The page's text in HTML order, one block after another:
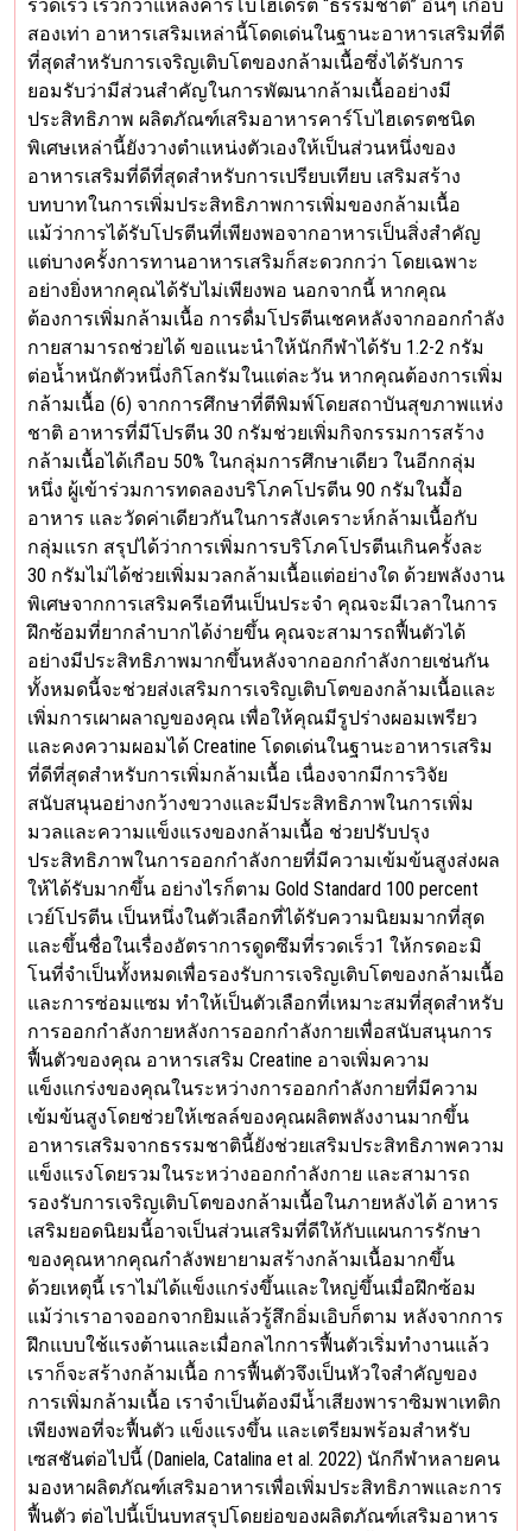
รวดเร็ว เร็วกว่าแหล่งคาร์โบไฮเดรต “ธรรมชาติ” อื่นๆ เกือบ
สองเท่า อาหารเสริมเหล่านี้โดดเด่นในฐานะอาหารเสริมที่ดี
ที่สุดสำหรับการเจริญเติบโตของกล้ามเนื้อซึ่งได้รับการ
ยอมรับว่ามีส่วนสำคัญในการพัฒนากล้ามเนื้ออย่างมี
ประสิทธิภาพ ผลิตภัณฑ์เสริมอาหารคาร์โบไฮเดรตชนิด
พิเศษเหล่านี้ยังวางตำแหน่งตัวเองให้เป็นส่วนหนึ่งของ
อาหารเสริมที่ดีที่สุดสำหรับการเปรียบเทียบ เสริมสร้าง
บทบาทในการเพิ่มประสิทธิภาพการเพิ่มของกล้ามเนื้อ
แม้ว่าการได้รับโปรตีนที่เพียงพอจากอาหารเป็นสิ่งสำคัญ
แต่บางครั้งการทานอาหารเสริมก็สะดวกกว่า โดยเฉพาะ
อย่างยิ่งหากคุณได้รับไม่เพียงพอ นอกจากนี้ หากคุณ
ต้องการเพิ่มกล้ามเนื้อ การดื่มโปรตีนเชคหลังจากออกกำลัง
กายสามารถช่วยได้ ขอแนะนำให้นักกีฬาได้รับ 1.2-2 กรัม
ต่อน้ำหนักตัวหนึ่งกิโลกรัมในแต่ละวัน หากคุณต้องการเพิ่ม
กล้ามเนื้อ (6) จากการศึกษาที่ตีพิมพ์โดยสถาบันสุขภาพแห่ง
ชาติ อาหารที่มีโปรตีน 30 กรัมช่วยเพิ่มกิจกรรมการสร้าง
กล้ามเนื้อได้เกือบ 50% ในกลุ่มการศึกษาเดียว ในอีกกลุ่ม
หนึ่ง ผู้เข้าร่วมการทดลองบริโภคโปรตีน 90 กรัมในมื้อ
อาหาร และวัดค่าเดียวกันในการสังเคราะห์กล้ามเนื้อกับ
กลุ่มแรก สรุปได้ว่าการเพิ่มการบริโภคโปรตีนเกินครั้งละ
30 กรัมไม่ได้ช่วยเพิ่มมวลกล้ามเนื้อแต่อย่างใด ด้วยพลังงาน
พิเศษจากการเสริมครีเอทีนเป็นประจำ คุณจะมีเวลาในการ
ฝึกซ้อมที่ยากลำบากได้ง่ายขึ้น คุณจะสามารถฟื้นตัวได้
อย่างมีประสิทธิภาพมากขึ้นหลังจากออกกำลังกายเช่นกัน
ทั้งหมดนี้จะช่วยส่งเสริมการเจริญเติบโตของกล้ามเนื้อและ
เพิ่มการเผาผลาญของคุณ เพื่อให้คุณมีรูปร่างผอมเพรียว
และคงความผอมได้ Creatine โดดเด่นในฐานะอาหารเสริม
ที่ดีที่สุดสำหรับการเพิ่มกล้ามเนื้อ เนื่องจากมีการวิจัย
สนับสนุนอย่างกว้างขวางและมีประสิทธิภาพในการเพิ่ม
มวลและความแข็งแรงของกล้ามเนื้อ ช่วยปรับปรุง
ประสิทธิภาพในการออกกำลังกายที่มีความเข้มข้นสูงส่งผล
ให้ได้รับมากขึ้น อย่างไรก็ตาม Gold Standard 100 percent
เวย์โปรตีน เป็นหนึ่งในตัวเลือกที่ได้รับความนิยมมากที่สุด
และขึ้นชื่อในเรื่องอัตราการดูดซึมที่รวดเร็ว1 ให้กรดอะมิ
โนที่จำเป็นทั้งหมดเพื่อรองรับการเจริญเติบโตของกล้ามเนื้อ
และการซ่อมแซม ทำให้เป็นตัวเลือกที่เหมาะสมที่สุดสำหรับ
การออกกำลังกายหลังการออกกำลังกายเพื่อสนับสนุนการ
ฟื้นตัวของคุณ อาหารเสริม Creatine อาจเพิ่มความ
แข็งแกร่งของคุณในระหว่างการออกกำลังกายที่มีความ
เข้มข้นสูงโดยช่วยให้เซลล์ของคุณผลิตพลังงานมากขึ้น
อาหารเสริมจากธรรมชาตินี้ยังช่วยเสริมประสิทธิภาพความ
แข็งแรงโดยรวมในระหว่างออกกำลังกาย และสามารถ
รองรับการเจริญเติบโตของกล้ามเนื้อในภายหลังได้ อาหาร
เสริมยอดนิยมนี้อาจเป็นส่วนเสริมที่ดีให้กับแผนการรักษา
ของคุณหากคุณกำลังพยายามสร้างกล้ามเนื้อมากขึ้น
ด้วยเหตุนี้ เราไม่ได้แข็งแกร่งขึ้นและใหญ่ขึ้นเมื่อฝึกซ้อม
แม้ว่าเราอาจออกจากยิมแล้วรู้สึกอิ่มเอิบก็ตาม หลังจากการ
ฝึกแบบใช้แรงต้านและเมื่อกลไกการฟื้นตัวเริ่มทำงานแล้ว
เราก็จะสร้างกล้ามเนื้อ การฟื้นตัวจึงเป็นหัวใจสำคัญของ
การเพิ่มกล้ามเนื้อ เราจำเป็นต้องมีน้ำเสียงพาราซิมพาเทติก
เพียงพอที่จะฟื้นตัว แข็งแรงขึ้น และเตรียมพร้อมสำหรับ
เซสชันต่อไปนี้ (Daniela, Catalina et al. 2022) นักกีฬาหลายคน
มองหาผลิตภัณฑ์เสริมอาหารเพื่อเพิ่มประสิทธิภาพและการ
ฟื้นตัว ต่อไปนี้เป็นบทสรุปโดยย่อของผลิตภัณฑ์เสริมอาหาร